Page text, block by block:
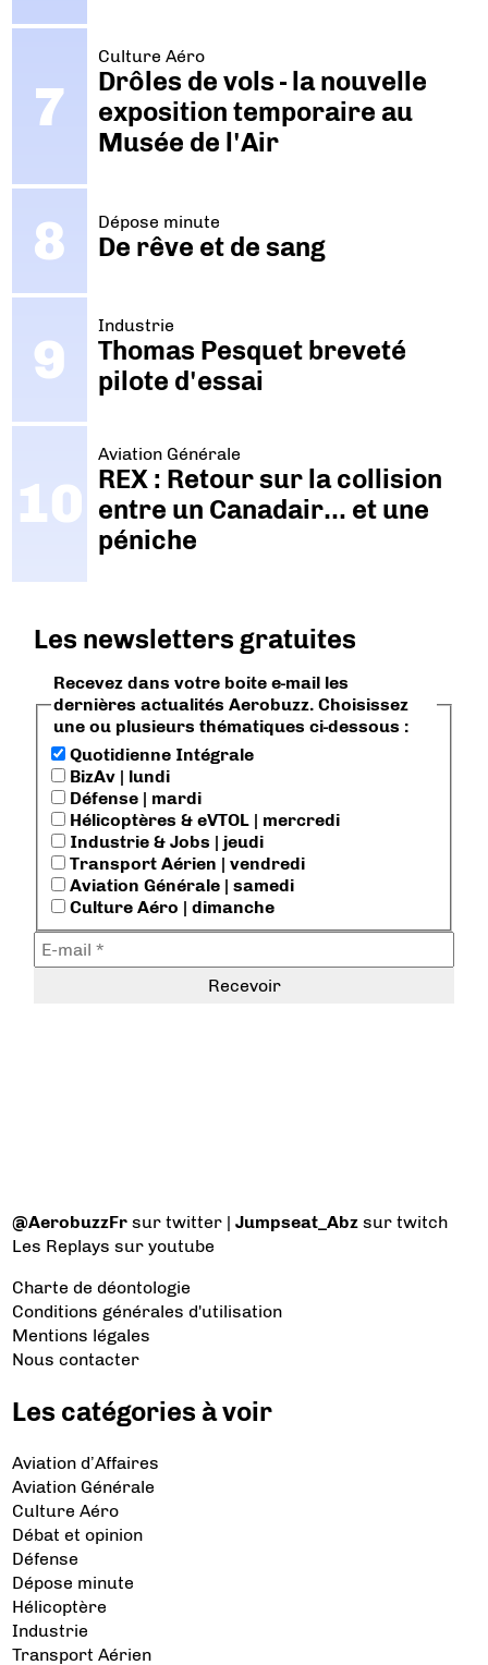
Culture Aéro
Drôles de vols - la nouvelle
exposition temporaire au
Musée de l'Air
Dépose minute
De rêve et de sang
Industrie
Thomas Pesquet breveté
pilote d'essai
Aviation Générale
REX : Retour sur la collision
entre un Canadair… et une
péniche
Les newsletters gratuites
Recevez dans votre boite e-mail les
dernières actualités Aerobuzz. Choisissez
une ou plusieurs thématiques ci-dessous :
Quotidienne Intégrale
BizAv | lundi
Défense | mardi
Hélicoptères & eVTOL | mercredi
Industrie & Jobs | jeudi
Transport Aérien | vendredi
Aviation Générale | samedi
Culture Aéro | dimanche
@AerobuzzFr sur twitter |Jumpseat_Abz sur twitch
Les Replays sur youtube
Charte de déontologie
Conditions générales d'utilisation
Mentions légales
Nous contacter
Les catégories à voir
Aviation d’Affaires
Aviation Générale
Culture Aéro
Débat et opinion
Défense
Dépose minute
Hélicoptère
Industrie
Transport Aérien